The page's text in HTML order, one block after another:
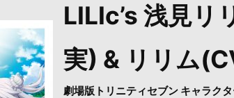
LILIc’s 浅見リ
実) & リリム
劇場版トリニティセブン キャラク